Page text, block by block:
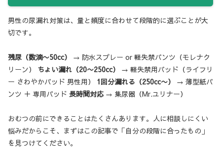
男性の尿漏れ対策は、量と頻度に合わせて段階的に選ぶことが大
切です。
残尿（数滴〜50cc）
→ 防水スプレー or 軽失禁パンツ（モレナク
リーン） ちょい漏れ（20〜250cc）
→ 軽失禁用パッド（ライフリ
ー さわやかパッド 男性用） 1回分漏れる（250cc〜）
→ 薄型紙パ
ンツ ＋ 専用パッド 長時間対応 → 集尿器（Mr.ユリナー）
おむつの前にできることはたくさんあります。人に相談しにくい
悩みだからこそ、まずはこの記事で「自分の段階に合ったもの」
を見つけてください。